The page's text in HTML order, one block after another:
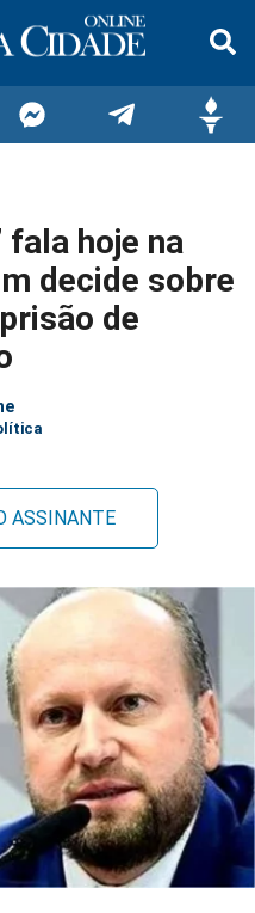
no
no
Telegram
fala hoje na
decide sobre
de
ASSINANTE